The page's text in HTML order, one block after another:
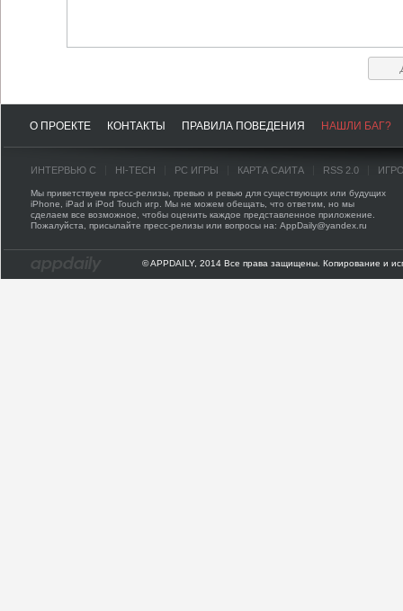
О ПРОЕКТЕ КОНТАКТЫ ПРАВИЛА ПОВЕДЕНИЯ НАШЛИ БАГ?
ИНТЕРВЬЮ С HI-TECH PC ИГРЫ КАРТА САЙТА RSS 2.0
Мы приветствуем пресс-релизы, превью и ревью для существующих или будущих
iPhone, iPad и iPod Touch игр. Мы не можем обещать, что ответим, но мы
сделаем все возможное, чтобы оценить каждое представленное приложение.
Пожалуйста, присылайте пресс-релизы или вопросы на: AppDaily@yandex.ru
© APPDAILY, 2014 Все права защищены. Копирование и